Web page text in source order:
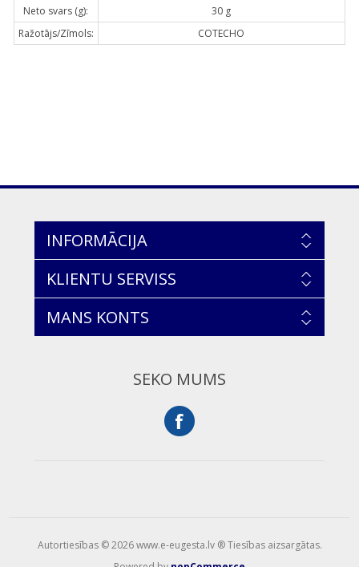
Neto svars (g):
30 g
Ražotājs/Zīmols:
COTECHO
INFORMĀCIJA
KLIENTU SERVISS
MANS KONTS
SEKO MUMS
Autortiesības © 2026 www.e-eugesta.lv ® Tiesības aizsargātas.